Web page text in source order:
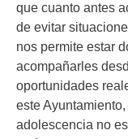
que cuanto antes
de evitar
nos permite estar
acompañarles
oportunidades
este
adolescencia no